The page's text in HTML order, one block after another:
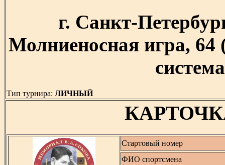
г. Санкт-
Молниеносная игра,
Тип турнира: ЛИЧНЫЙ
Стартовый номер
ФИО спортсмена